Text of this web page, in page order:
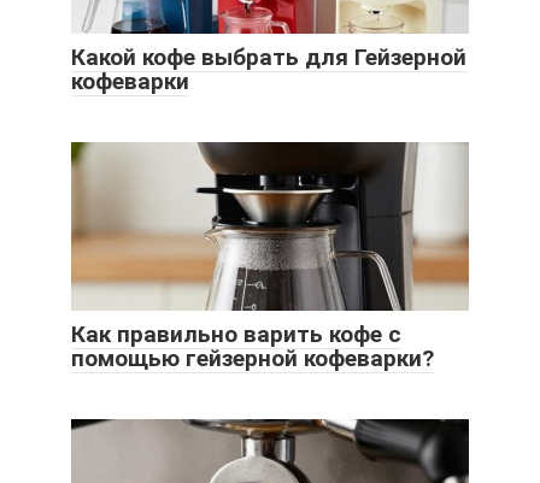
Какой кофе выбрать для Гейзерной
кофеварки
Как правильно варить кофе с
помощью гейзерной кофеварки?